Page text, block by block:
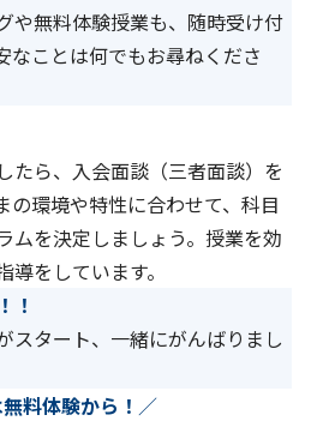
や無料体験授業も、随時受け付
なことは何でもお尋ねくださ
たら、入会面談（三者面談）を
の環境や特性に合わせて、科目
ムを決定しましょう。授業を効
をしています。
！
スタート、一緒にがんばりまし
料体験から！ ／